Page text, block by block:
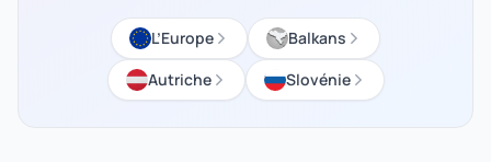
L’Europe
Balkans
Autriche
Slovénie